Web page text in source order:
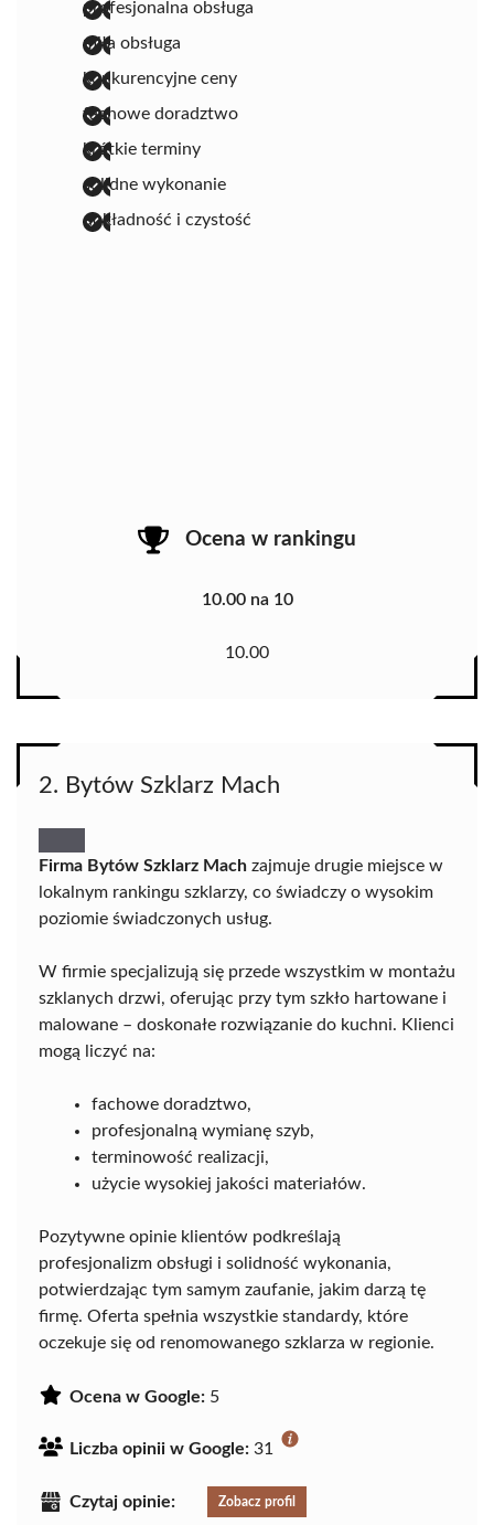
profesjonalna obsługa
miła obsługa
konkurencyjne ceny
fachowe doradztwo
krótkie terminy
solidne wykonanie
dokładność i czystość
Ocena w rankingu
10.00 na 10
10.00
2. Bytów Szklarz Mach
Firma Bytów Szklarz Mach zajmuje drugie miejsce w
lokalnym rankingu szklarzy, co świadczy o wysokim
poziomie świadczonych usług.
W firmie specjalizują się przede wszystkim w montażu
szklanych drzwi, oferując przy tym szkło hartowane i
malowane – doskonałe rozwiązanie do kuchni. Klienci
mogą liczyć na:
fachowe doradztwo,
profesjonalną wymianę szyb,
terminowość realizacji,
użycie wysokiej jakości materiałów.
Pozytywne opinie klientów podkreślają
profesjonalizm obsługi i solidność wykonania,
potwierdzając tym samym zaufanie, jakim darzą tę
firmę. Oferta spełnia wszystkie standardy, które
oczekuje się od renomowanego szklarza w regionie.
Ocena w Google: 5
Liczba opinii w Google: 31
Czytaj opinie: Zobacz profil